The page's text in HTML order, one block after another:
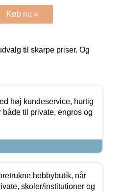
Køb nu »
til skarpe priser. Og
høj kundeservice, hurtig
til private, engros og
hobbybutik, når
skoler/institutioner og